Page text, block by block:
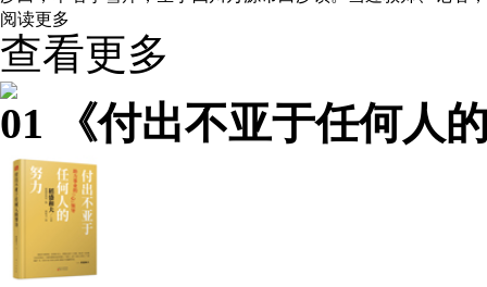
阅读更多
查看更多
01 《付出不亚于任何人